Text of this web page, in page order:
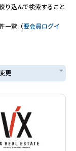
り込んで検索すること
一覧（要会員ログイ
更